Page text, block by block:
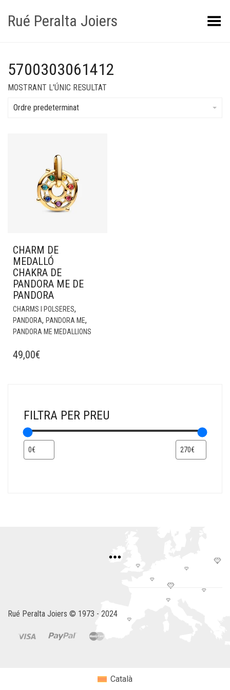
Rué Peralta Joiers Obrir/tancar el menú
5700303061412
MOSTRANT L'ÚNIC RESULTAT
Ordre predeterminat
CHARM DE
MEDALLÓ
CHAKRA DE
PANDORA ME DE
PANDORA
CHARMS I POLSERES,
PANDORA, PANDORA ME,
PANDORA ME MEDALLIONS
49,00€
FILTRA PER PREU
Rué Peralta Joiers © 1973 - 2024
Català